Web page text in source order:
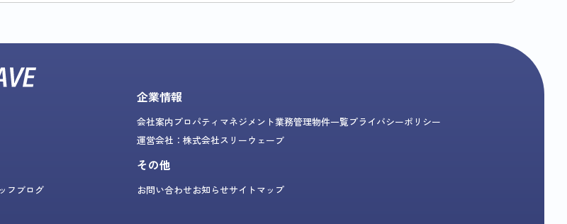
企業情報
会社案内プロパティマネジメント業務管理物件一覧プライバシーポリシー
運営会社：株式会社スリーウェーブ
フブログ
その他
お問い合わせお知らせサイトマップ